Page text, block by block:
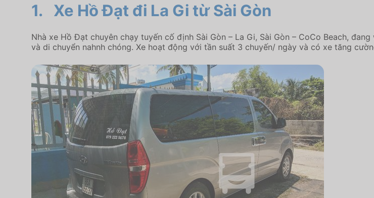
1. Xe Hồ Đạt đi La Gi từ Sài Gòn
Nhà xe Hồ Đạt chuyên chạy tuyến cố định Sài Gòn – La Gi, Sài Gòn – CoCo Beach,
và di chuyển nahnh chóng. Xe hoạt động với tần suất 3 chuyến/ ngày và có xe tăng